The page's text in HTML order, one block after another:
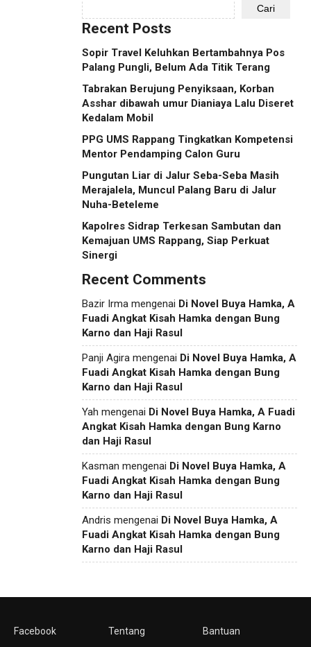
Cari
Recent Posts
Sopir Travel Keluhkan Bertambahnya Pos
Palang Pungli, Belum Ada Titik Terang
Tabrakan Berujung Penyiksaan, Korban
Asshar dibawah umur Dianiaya Lalu Diseret
Kedalam Mobil
PPG UMS Rappang Tingkatkan Kompetensi
Mentor Pendamping Calon Guru
Pungutan Liar di Jalur Seba-Seba Masih
Merajalela, Muncul Palang Baru di Jalur
Nuha-Beteleme
Kapolres Sidrap Terkesan Sambutan dan
Kemajuan UMS Rappang, Siap Perkuat
Sinergi
Recent Comments
Bazir Irma mengenai Di Novel Buya Hamka, A
Fuadi Angkat Kisah Hamka dengan Bung
Karno dan Haji Rasul
Panji Agira mengenai Di Novel Buya Hamka, A
Fuadi Angkat Kisah Hamka dengan Bung
Karno dan Haji Rasul
Yah mengenai Di Novel Buya Hamka, A Fuadi
Angkat Kisah Hamka dengan Bung Karno
dan Haji Rasul
Kasman mengenai Di Novel Buya Hamka, A
Fuadi Angkat Kisah Hamka dengan Bung
Karno dan Haji Rasul
Andris mengenai Di Novel Buya Hamka, A
Fuadi Angkat Kisah Hamka dengan Bung
Karno dan Haji Rasul
Facebook Tentang Bantuan